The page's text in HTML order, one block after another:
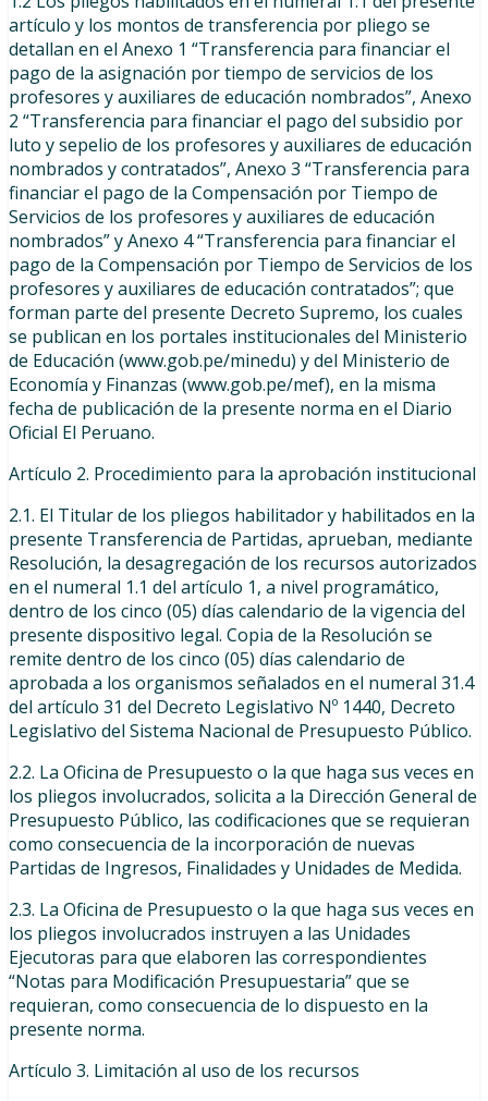
artículo y los montos de transferencia por pliego se
detallan en el Anexo 1 “Transferencia para financiar el
pago de la asignación por tiempo de servicios de los
profesores y auxiliares de educación nombrados”, Anexo
2 “Transferencia para financiar el pago del subsidio por
luto y sepelio de los profesores y auxiliares de educación
nombrados y contratados”, Anexo 3 “Transferencia para
financiar el pago de la Compensación por Tiempo de
Servicios de los profesores y auxiliares de educación
nombrados” y Anexo 4 “Transferencia para financiar el
pago de la Compensación por Tiempo de Servicios de los
profesores y auxiliares de educación contratados”; que
forman parte del presente Decreto Supremo, los cuales
se publican en los portales institucionales del Ministerio
de Educación (www.gob.pe/minedu) y del Ministerio de
Economía y Finanzas (www.gob.pe/mef), en la misma
fecha de publicación de la presente norma en el Diario
Oficial El Peruano.
Artículo 2. Procedimiento para la aprobación institucional
2.1. El Titular de los pliegos habilitador y habilitados en la
presente Transferencia de Partidas, aprueban, mediante
Resolución, la desagregación de los recursos autorizados
en el numeral 1.1 del artículo 1, a nivel programático,
dentro de los cinco (05) días calendario de la vigencia del
presente dispositivo legal. Copia de la Resolución se
remite dentro de los cinco (05) días calendario de
aprobada a los organismos señalados en el numeral 31.4
del artículo 31 del Decreto Legislativo Nº 1440, Decreto
Legislativo del Sistema Nacional de Presupuesto Público.
2.2. La Oficina de Presupuesto o la que haga sus veces en
los pliegos involucrados, solicita a la Dirección General de
Presupuesto Público, las codificaciones que se requieran
como consecuencia de la incorporación de nuevas
Partidas de Ingresos, Finalidades y Unidades de Medida.
2.3. La Oficina de Presupuesto o la que haga sus veces en
los pliegos involucrados instruyen a las Unidades
Ejecutoras para que elaboren las correspondientes
“Notas para Modificación Presupuestaria” que se
requieran, como consecuencia de lo dispuesto en la
presente norma.
Artículo 3. Limitación al uso de los recursos